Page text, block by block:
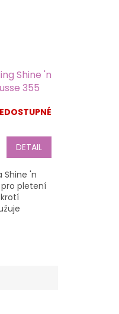
hnědá, téměř černá)
Shine 'n
355
DETAIL
Shine 'n
pletení